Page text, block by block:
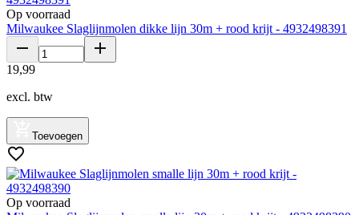
Op voorraad
Milwaukee Slaglijnmolen dikke lijn 30m + rood krijt - 4932498391
19,99
excl. btw
Toevoegen
Op voorraad